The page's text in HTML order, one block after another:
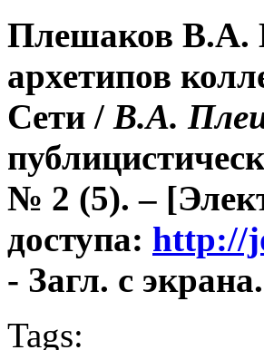
Плешаков В.А.
архетипов
Сети / В.А.
№ 2 (5). –
доступа: http://
- Загл. с экрана.
Tags: